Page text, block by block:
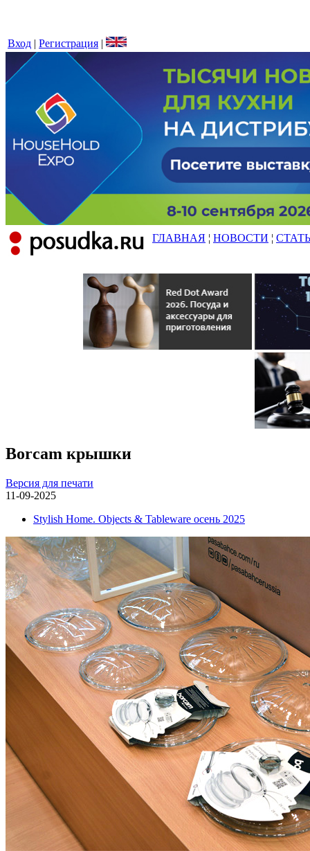
Вход | Регистрация |
ГЛАВНАЯ ¦ НОВОСТИ ¦
Borcam крышки
Версия для печати
11-09-2025
Stylish Home. Objects & Tableware осень 2025